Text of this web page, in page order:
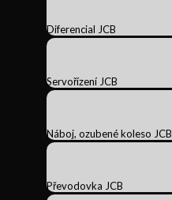
Diferencial JCB
Servořízení JCB
Náboj, ozubené koleso JCB
Převodovka JCB